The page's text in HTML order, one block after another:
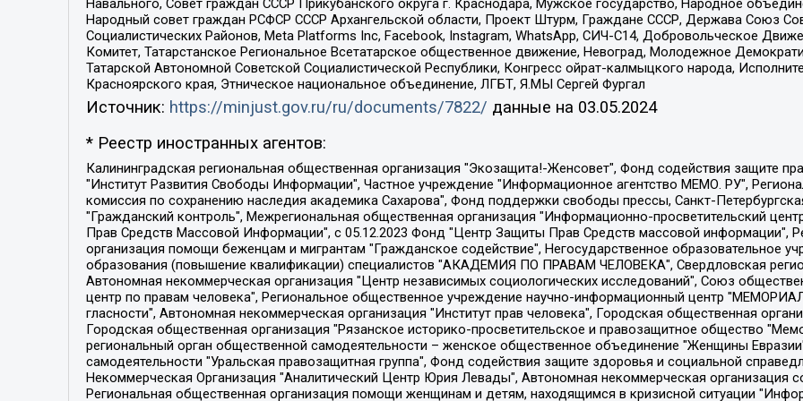
Навального, Совет граждан СССР Прикубанского округа г. Краснодара, Мужское государство, Народное
Народный совет граждан РСФСР СССР Архангельской области, Проект Штурм, Граждане СССР, Держава Союз
Социалистических Районов, Meta Platforms Inc, Facebook, Instagram, WhatsApp, СИЧ-С14, Добровольческое
Комитет, Татарстанское Региональное Всетатарское общественное движение, Невоград, Молодежное
Татарской Автономной Советской Социалистической Республики, Конгресс ойрат-калмыцкого народа,
Красноярского края, Этническое национальное объединение, ЛГБТ, Я.МЫ Сергей Фургал
Источник: https://minjust.gov.ru/ru/documents/7822/ данные на 03.05.2024
* Реестр иностранных агентов:
Калининградская региональная общественная организация "Экозащита!-Женсовет", Фонд содействия защите прав и свобод граждан "Общественный вердикт", Фонд "Институт Развития Свободы Информации", Частное учреждение "Информационное агентство МЕМО. РУ", Региональная общественная организация "Общественная комиссия по сохранению наследия академика Сахарова", Фонд поддержки свободы прессы, Санкт-Петербургская общественная правозащитная организация "Гражданский контроль", Межрегиональная общественная организация "Информационно-просветительский центр "Мемориал", Региональный Фонд "Центр Защиты Прав Средств Массовой Информации", с 05.12.2023 Фонд "Центр Защиты Прав Средств массовой информации", Региональная общественная благотворительная организация помощи беженцам и мигрантам "Гражданское содействие", Негосударственное образовательное учреждение дополнительного профессионального образования (повышение квалификации) специалистов "АКАДЕМИЯ ПО ПРАВАМ ЧЕЛОВЕКА", Свердловская региональная общественная организация "Сутяжник", Автономная некоммерческая организация "Центр независимых социологических исследований", Союз общественных объединений "Российский исследовательский центр по правам человека", Региональное общественное учреждение научно-информационный центр "МЕМОРИАЛ", Некоммерческая организация "Фонд защиты гласности", Автономная некоммерческая организация "Институт прав человека", Городская общественная организация "Екатеринбургское общество "МЕМОРИАЛ", Городская общественная организация "Рязанское историко-просветительское и правозащитное общество "Мемориал" (Рязанский Мемориал), Челябинский региональный орган общественной самодеятельности – женское общественное объединение "Женщины Евразии", Челябинский региональный орган общественной самодеятельности "Уральская правозащитная группа", Фонд содействия защите здоровья и социальной справедливости имени Андрея Рылькова, Автономная Некоммерческая Организация "Аналитический Центр Юрия Левады", Автономная некоммерческая организация социальной поддержки населения "Проект Апрель", Региональная общественная организация помощи женщинам и детям, находящимся в кризисной ситуации "Информационно-методический центр "Анна", Фонд содействия развитию массовых коммуникаций и правовому просвещению "Так-так-Так", Фонд содействия устойчивому развитию "Серебряная тайга", Свердловский региональный общественный фонд социальных проектов "Новое время", "Idel.Реалии", Кавказ.Реалии, Крым.Реалии, Телеканал Настоящее Время, Татаро-башкирская служба Радио Свобода (Azatliq Radiosi), Радио Свободная Европа/Радио Свобода (PCE/PC), "Сибирь.Реалии", "Фактограф", Благотворительный фонд помощи осужденным и их семьям, Автономная некоммерческая организация "Институт глобализации и социальных движений", Фонд "В защиту прав заключенных", Частное учреждение "Центр поддержки и содействия развитию средств массовой информации", Пензенский региональный общественный благотворительный фонд "Гражданский союз", "Север.Реалии", Некоммерческая организация Фонд "Правовая инициатива", Общество с ограниченной ответственностью "Радио Свободная Европа/Радио Свобода", Чешское информационное агентство "MEDIUM-ORIENT", Красноярская региональная общественная организация "Мы против СПИДа", Камалягин Денис Николаевич, Маркелов Сергей Евгеньевич, Пономарев Лев Александрович, Савицкая Людмила Алексеевна, Автономная некоммерческая организация "Центр по работе с проблемой насилия "НАСИЛИЮ.НЕТ", Межрегиональный профессиональный союз работников здравоохранения "Альянс врачей", Юридическое лицо, зарегистрированное в Латвийской Республике, SIA "Medusa Project" (регистрационный номер 40103797863, дата регистрации 10.06.2014), Некоммерческая организация "Фонд по борьбе с коррупцией", Автономная некоммерческая организация "Институт права и публичной политики", Баданин Роман Сергеевич, Гликин Максим Александрович, Железнова Мария Михайловна, Лукьянова Юлия Сергеевна, Маетная Елизавета Витальевна, Маняхин Петр Борисович, Чуракова Ольга Владимировна, Ярош Юлия Петровна, Юридическое лицо "The Insider SIA", зарегистрированное в Риге, Латвийская Республика (дата регистрации 26.06.2015), являющееся администратором доменного имени интернет-издания "The Insider SIA", https://theins.ru, Постернак Алексей Евгеньевич, Рубин Михаил Аркадьевич, Анин Роман Александрович, Юридическое лицо Istories fonds, зарегистрированное в Латвийской Республике (регистрационный номер 50008295751, дата регистрации 24.02.2020), Великовский Дмитрий Александрович, Долинина Ирина Николаевна, Мароховская Алеся Алексеевна, Шлейнов Роман Юрьевич, Шмагун Олеся Валентиновна, Общество с ограниченной ответственностью "Альтаир 2021", Общество с ограниченной ответственностью "Вега 2021", Общество с ограниченной ответственностью "Главный редактор 2021", Общество с ограниченной ответственностью "Ромашки монолит", Важенков Артем Валерьевич, Ивановская областная общественная организация "Центр гендерных исследований", Гурман Юрий Альбертович, Медиапроект "ОВД-Инфо", Егоров Владимир Владимирович, Жилинский Владимир Александрович, Общество с ограниченной ответственностью "ЗП", Иванова София Юрьевна, Карезина Инна Павловна, Кильтау Екатерина Викторовна, Петров Алексей Викторович, Пискунов Сергей Евгеньевич, Смирнов Сергей Сергеевич, Тихонов Михаил Сергеевич, Общество с ограниченной ответственностью "ЖУРНАЛИСТ-ИНОСТРАННЫЙ АГЕНТ", Арапова Галина Юрьевна, Вольтская Татьяна Анатольевна, Американская компания "Mason G.E.S. Anonymous Foundation" (США), являющаяся владельцем интернет-издания https://mnews.world/, Компания "Stichting Bellingcat", зарегистрированная в Нидерландах (дата регистрации 11.07.2018), Захаров Андрей Вячеславович, Клепиковская Екатерина Дмитриевна, Общество с ограниченной ответственностью "МЕМО", Перл Роман Александрович, Симонов Евгений Алексеевич, Соловьева Елена Анатольевна, Сотников Даниил Владимирович, Сурначева Елизавета Дмитриевна, Автономная некоммерческая организация по защите прав человека и информированию населения "Якутия – Наше Мнение", Общество с ограниченной ответственностью "Москоу диджитал медиа", с 26.01.2023 Общество с ограниченной ответственностью "Чайка Белые сады", Ветошкина Валерия Валерьевна, Заговора Максим Александрович, Межрегиональное общественное движение "Российская ЛГБТ - сеть", Оленичев Максим Владимирович, Павлов Иван Юрьевич, Скворцова Елена Сергеевна, Общество с ограниченной ответственностью "Как бы инагент", Кочетков Игорь Викторович, Общество с ограниченной ответственностью "Честные выборы", Еланчик Олег Александрович, Общество с ограниченной ответственностью "Нобелевский призыв", Гималова Регина Эмилевна, Григорьев Андрей Валерьевич, Григорьева Алина Александровна, Ассоциация по содействию защите прав призывников, альтернативнослужащих и военнослужащих "Правозащитная группа